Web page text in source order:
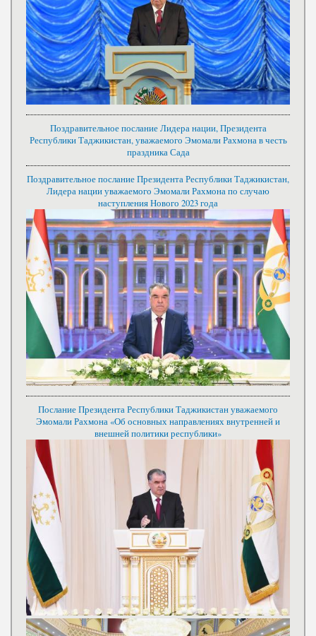
Поздравительное послание Лидера нации, Президента
Республики Таджикистан, уважаемого Эмомали Рахмона в честь
праздника Сада
Поздравительное послание Президента Республики Таджикистан,
Лидера нации уважаемого Эмомали Рахмона по случаю
наступления Нового 2023 года
Послание Президента Республики Таджикистан уважаемого
Эмомали Рахмона «Об основных направлениях внутренней и
внешней политики республики»